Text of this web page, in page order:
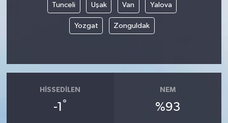
Tunceli Uşak Van Yalova
Yozgat Zonguldak
HISSEDILEN
-1 °
NEM
%93